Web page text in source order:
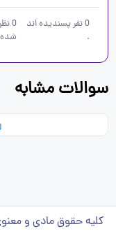
0نفر پسندیده اند
.
0
شده
سوالات مشابه
کلیه حقوق مادی و